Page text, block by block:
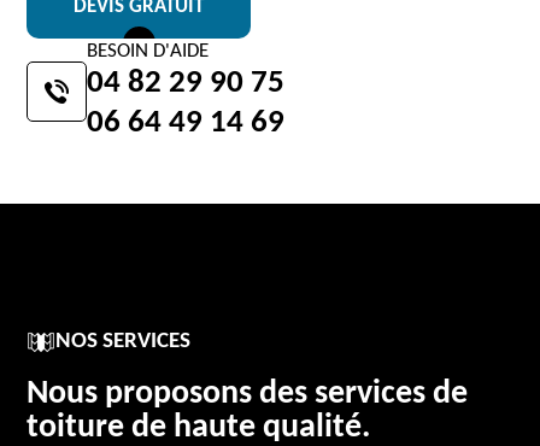
DEVIS GRATUIT
BESOIN D'AIDE
04 82 29 90 75
06 64 49 14 69
NOS SERVICES
Nous proposons des services de
toiture de haute qualité.